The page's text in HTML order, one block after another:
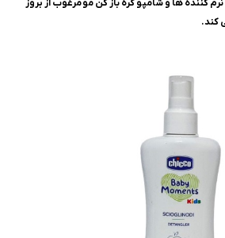
کننده ها و شامپو گره باز کن مو مرغوب از بروز
کند.